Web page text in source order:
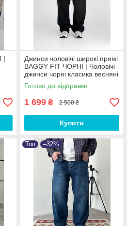
|
Джинси чоловічі широкі прямі
BAGGY FIT ЧОРНІ‎ | Чоловічі
джинси чорні класика весняні
осінні Baggy
Готово до відправки
1 699 ₴ 2 500 ₴
Купити
Топ –32%